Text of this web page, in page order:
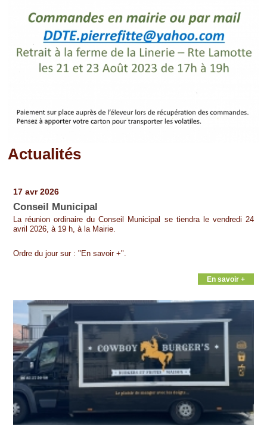
Actualités
17 avr 2026
Conseil Municipal
La réunion ordinaire du Conseil Municipal se tiendra le vendredi 24
avril 2026, à 19 h, à la Mairie.
Ordre du jour sur : "En savoir +".
En savoir +
Pages